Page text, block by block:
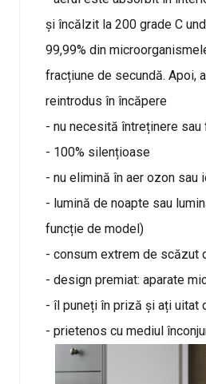
și încălzit la 200 grade C
99,99% din
fracțiune de secundă. Apoi,
reintrodus în încăpere
- nu necesită întreținere
- 100% silențioase
- nu elimină în aer ozon sau
- lumină de noapte sau
funcție de model)
- consum extrem de scăzut
- design premiat: aparate
- îl puneți în priză și ați uitat
- prietenos cu mediul